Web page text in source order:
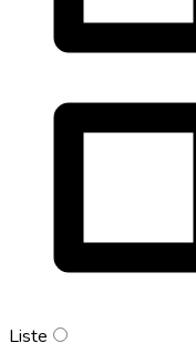
Liste